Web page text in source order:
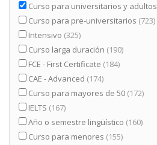
Curso para universitarios y adultos
Curso para pre-universitarios (723)
Intensivo (325)
Curso larga duración (190)
FCE - First Certificate (184)
CAE - Advanced (174)
Curso para mayores de 50 (172)
IELTS (167)
Año o semestre lingüístico (160)
Curso para menores (155)